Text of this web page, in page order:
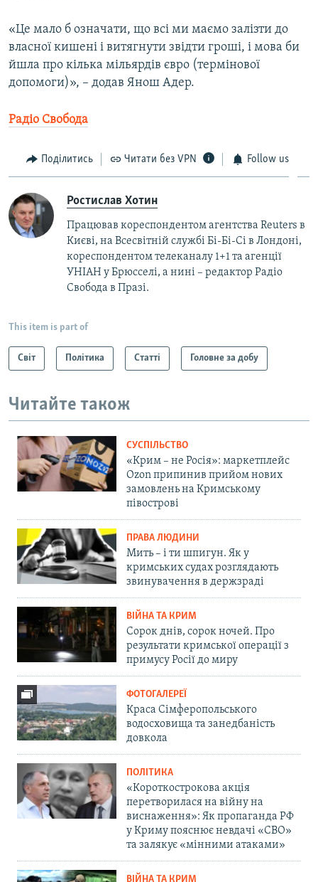
«Це мало б означати, що всі ми маємо залізти до
власної кишені і витягнути звідти гроші, і мова би
йшла про кілька мільярдів євро (термінової
допомоги)», – додав Янош Адер.
Радіо Свобода
Поділитись Читати без VPN Follow us
Ростислав Хотин
Працював кореспондентом агентства Reuters в
Києві, на Всесвітній службі Бі-Бі-Сі в Лондоні,
кореспондентом телеканалу 1+1 та агенції
УНІАН у Брюсселі, а нині – редактор Радіо
Свобода в Празі.
This item is part of
Світ Політика Статті Головне за добу
Читайте також
СУСПІЛЬСТВО
«Крим – не Росія»: маркетплейс
Ozon припинив прийом нових
замовлень на Кримському
півострові
ПРАВА ЛЮДИНИ
Мить – і ти шпигун. Як у
кримських судах розглядають
звинувачення в держзраді
ВІЙНА ТА КРИМ
Сорок днів, сорок ночей. Про
результати кримської операції з
примусу Росії до миру
ФОТОГАЛЕРЕЇ
Краса Сімферопольського
водосховища та занедбаність
довкола
ПОЛІТИКА
«Короткострокова акція
перетворилася на війну на
виснаження»: Як пропаганда РФ
у Криму пояснює невдачі «СВО»
та залякує «мінними атаками»
ВІЙНА ТА КРИМ